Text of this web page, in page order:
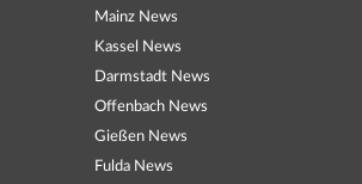
Mainz News
Kassel News
Darmstadt News
Offenbach News
Gießen News
Fulda News